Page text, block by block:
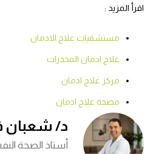
اقرأ المزيد :
مستشفيات علاج الادمان
علاج ادمان المخدرات
مركز علاج ادمان
مصحة علاج ادمان
د/
أستاذ الصحة